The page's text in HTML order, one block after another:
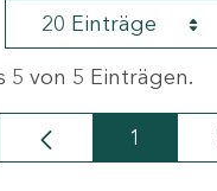
20 Einträge
5 von 5 Einträgen.
Seite
1